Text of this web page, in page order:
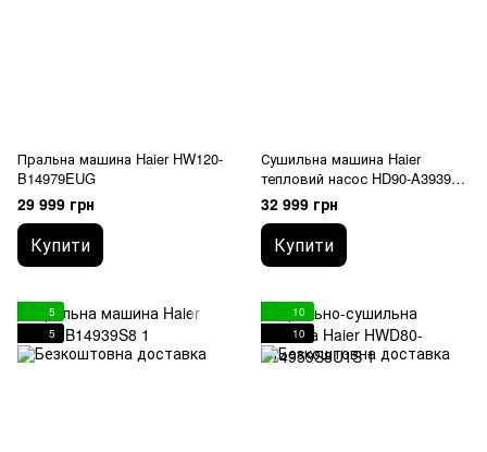
Пральна машина Haier HW120-
B14979EUG
29 999 грн
Купити
Сушильна машина Haier
тепловий насос HD90-A3939R-
S
32 999 грн
Купити
5
5
10
10